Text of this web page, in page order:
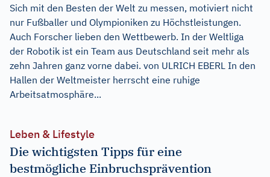
Sich mit den Besten der Welt zu messen, motiviert nicht
nur Fußballer und Olympioniken zu Höchstleistungen.
Auch Forscher lieben den Wettbewerb. In der Weltliga
der Robotik ist ein Team aus Deutschland seit mehr als
zehn Jahren ganz vorne dabei. von ULRICH EBERL In den
Hallen der Weltmeister herrscht eine ruhige
Arbeitsatmosphäre...
Leben & Lifestyle
Die wichtigsten Tipps für eine
bestmögliche Einbruchsprävention